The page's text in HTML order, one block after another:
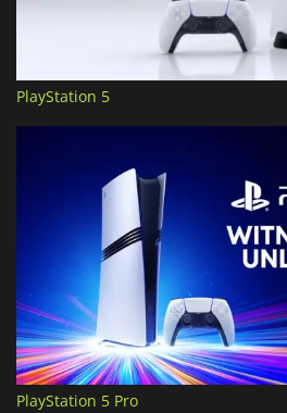
PlayStation 5
PlayStation 5 Pro